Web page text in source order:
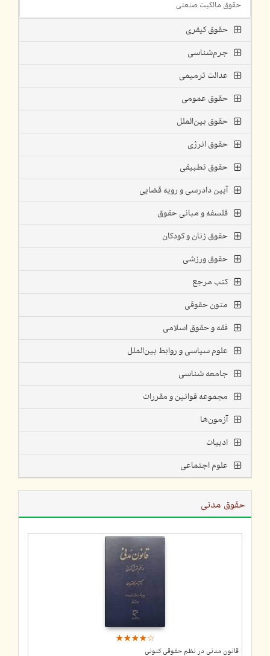
حقوق مالکیت صنعتی
حقوق کیفری
جرم‌شناسی
عدالت ترمیمی
حقوق عمومی
حقوق بین‌الملل
حقوق انرژی
حقوق تطبیقی
آیین دادرسی و رویه قضایی
فلسفه و مبانی حقوق
حقوق زنان و کودکان
حقوق ورزشی
کتب مرجع
متون حقوقی
فقه و حقوق اسلامی
علوم سیاسی و روابط بین‌الملل
جامعه شناسی
مجموعه قوانین و مقررات
آزمون‌ها
ادبیات
علوم اجتماعی
حقوق مدنی
☆☆☆☆☆
★★★★★
قانون مدنی در نظم حقوقی کنونی